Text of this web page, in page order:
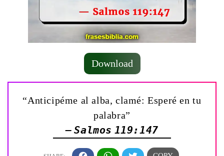
Download
“Anticipéme al alba, clamé: Esperé en tu
palabra”
— Salmos 119:147